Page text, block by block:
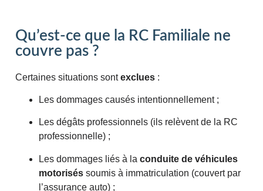
Qu’est-ce que la RC Familiale ne
couvre pas ?
Certaines situations sontexclues :
Les dommages causés intentionnellement ;
Les dégâts professionnels (ils relèvent de la RC
professionnelle) ;
Les dommages liés à la conduite de véhicules
motorisés soumis à immatriculation (couvert par
l’assurance auto) ;